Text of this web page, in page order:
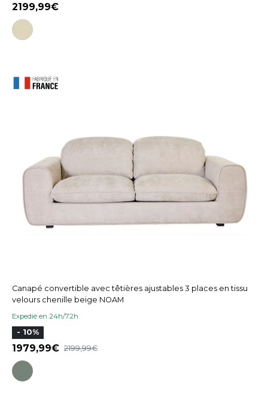
2199,99
Canapé convertible avec têtières ajustables 3 places en tissu
velours chenille beige NOAM
Expedié en 24h/72h
- 10%
1979,99 2199,99